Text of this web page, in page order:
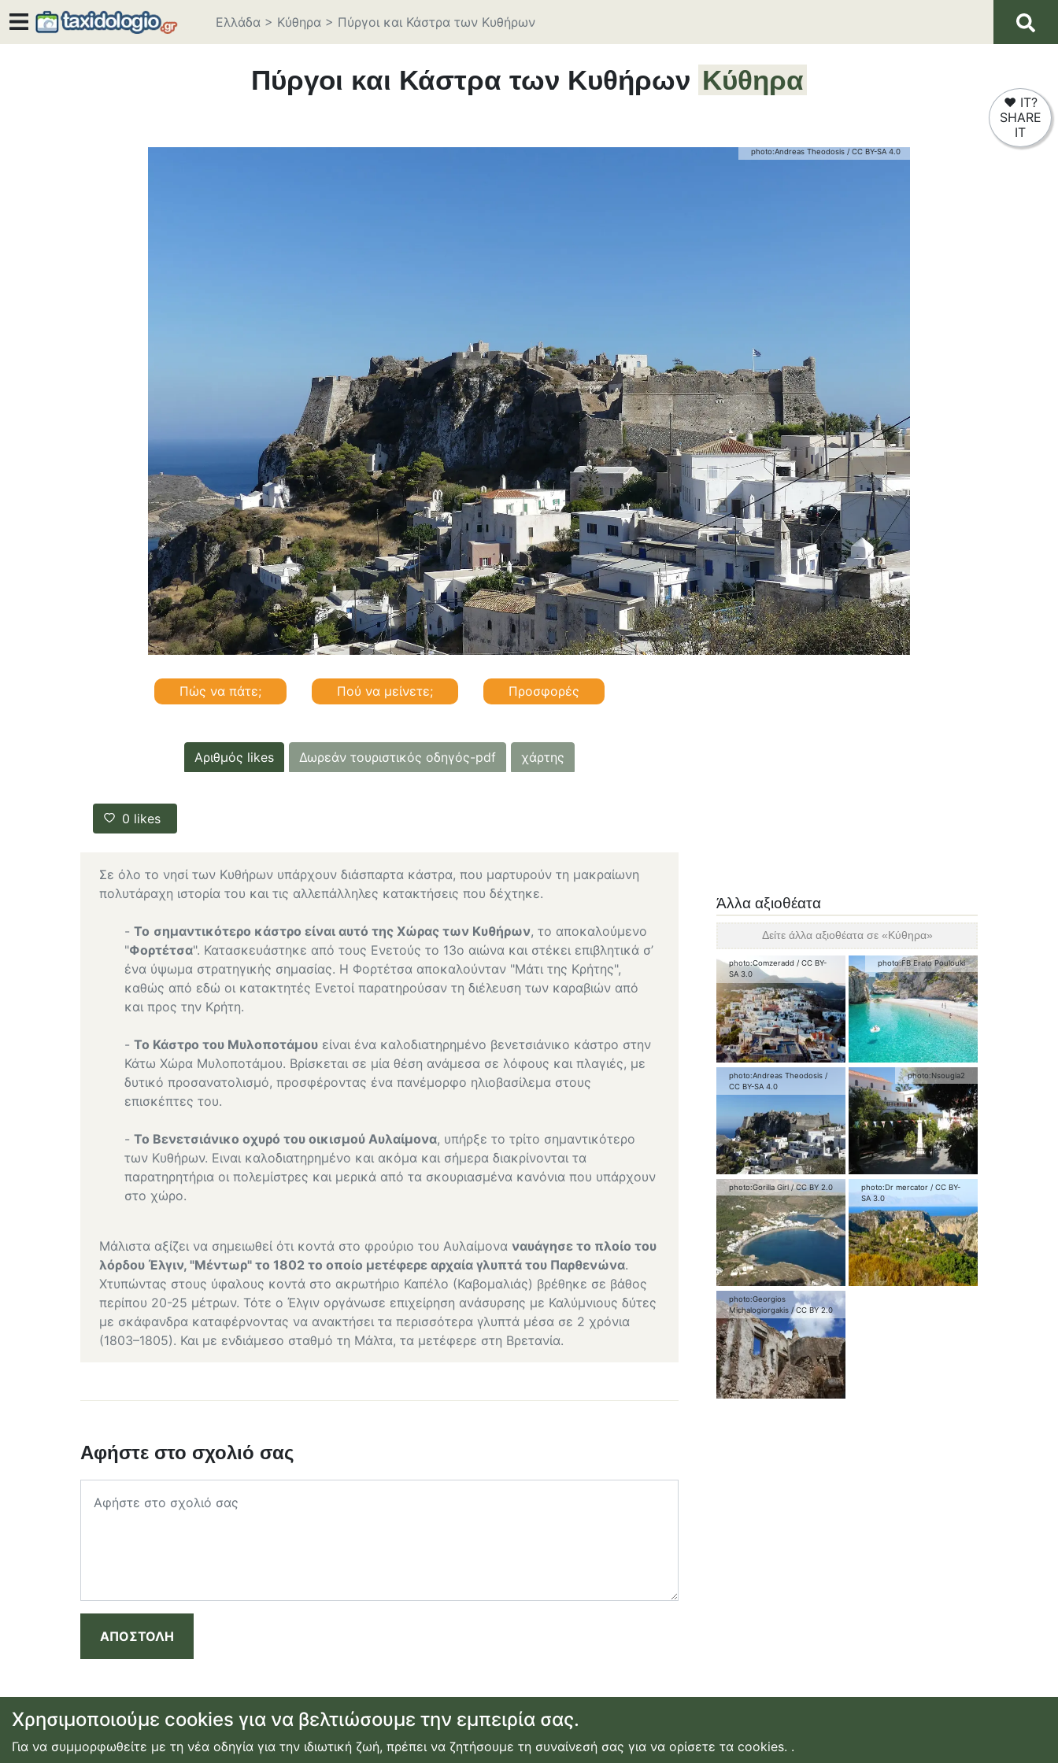
❤ IT?
SHARE
IT
Ελλάδα > Κύθηρα > Πύργοι και Κάστρα των Κυθήρων
Πύργοι και Κάστρα των Κυθήρων Κύθηρα
photo:Andreas Theodosis / CC BY-SA 4.0
Πώς να πάτε; Πού να μείνετε; Προσφορές
Αριθμός likes Δωρεάν τουριστικός οδηγός-pdf χάρτης
0 likes
Σε όλο το νησί των Κυθήρων υπάρχουν διάσπαρτα κάστρα, που μαρτυρούν τη μακραίωνη
πολυτάραχη ιστορία του και τις αλλεπάλληλες κατακτήσεις που δέχτηκε.
- Το σημαντικότερο κάστρο είναι αυτό της Χώρας των Κυθήρων, το αποκαλούμενο
"Φορτέτσα". Κατασκευάστηκε από τους Ενετούς το 13ο αιώνα και στέκει επιβλητικά σ’
ένα ύψωμα στρατηγικής σημασίας. Η Φορτέτσα αποκαλούνταν "Μάτι της Κρήτης",
καθώς από εδώ οι κατακτητές Ενετοί παρατηρούσαν τη διέλευση των καραβιών από
και προς την Κρήτη.
- Το Κάστρο του Μυλοποτάμου είναι ένα καλοδιατηρημένο βενετσιάνικο κάστρο στην
Κάτω Χώρα Μυλοποτάμου. Βρίσκεται σε μία θέση ανάμεσα σε λόφους και πλαγιές, με
δυτικό προσανατολισμό, προσφέροντας ένα πανέμορφο ηλιοβασίλεμα στους
επισκέπτες του.
- Το Βενετσιάνικο οχυρό του οικισμού Αυλαίμονα, υπήρξε το τρίτο σημαντικότερο
των Κυθήρων. Ειναι καλοδιατηρημένο και ακόμα και σήμερα διακρίνονται τα
παρατηρητήρια οι πολεμίστρες και μερικά από τα σκουριασμένα κανόνια που υπάρχουν
στο χώρο.
Μάλιστα αξίζει να σημειωθεί ότι κοντά στο φρούριο του Αυλαίμονα ναυάγησε το πλοίο του
λόρδου Έλγιν, "Μέντωρ" το 1802 το οποίο μετέφερε αρχαία γλυπτά του Παρθενώνα.
Χτυπώντας στους ύφαλους κοντά στο ακρωτήριο Καπέλο (Καβομαλιάς) βρέθηκε σε βάθος
περίπου 20-25 μέτρων. Τότε ο Έλγιν οργάνωσε επιχείρηση ανάσυρσης με Καλύμνιους δύτες
με σκάφανδρα καταφέρνοντας να ανακτήσει τα περισσότερα γλυπτά μέσα σε 2 χρόνια
(1803–1805). Και με ενδιάμεσο σταθμό τη Μάλτα, τα μετέφερε στη Βρετανία.
Αφήστε στο σχολιό σας
ΑΠΟΣΤΟΛΗ
Άλλα αξιοθέατα
Δείτε άλλα αξιοθέατα σε «Κύθηρα»
photo:Comzeradd / CC BY-
SA 3.0
photo:FB Erato Poulouki
photo:Andreas Theodosis /
CC BY-SA 4.0
photo:Nsougia2
photo:Gorilla Girl /CC BY 2.0 photo:Dr mercator / CC BY-
SA 3.0
photo:Georgios
Michalogiorgakis /CC BY 2.0
προσφορές |αεροπορικά εισιτήρια|ξενοδοχεία| ενοικίαση αυτοκινήτου| ακτοπλοϊκά εισιτήρια|εγγραφή ή σύνδεση |επικοινωνία
Χρησιμοποιούμε cookies για να βελτιώσουμε την εμπειρία σας.
Για να συμμορφωθείτε με τη νέα οδηγία για την ιδιωτική ζωή, πρέπει να ζητήσουμε τη συναίνεσή σας για να ορίσετε τα cookies. .